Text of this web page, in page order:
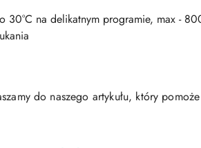
30°C na delikatnym programie, max -
do naszego artykułu, który